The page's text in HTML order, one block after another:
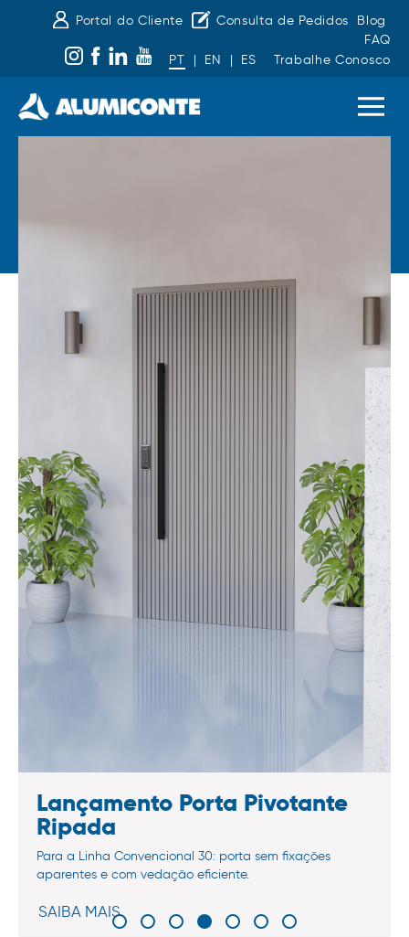
Portal do Cliente Consulta de Pedidos
Blog
FAQ
PT
| EN | ES Trabalhe Conosco
Lançamento Porta Pivotante
Ripada
Para a Linha Convencional 30: porta sem fixações
aparentes e com vedação eficiente.
SAIBA MAIS